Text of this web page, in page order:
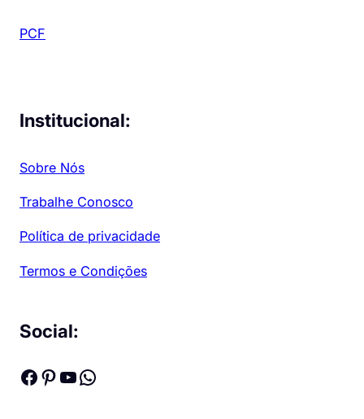
PCF
Institucional:
Sobre Nós
Trabalhe Conosco
Política de privacidade
Termos e Condições
Social:
Facebook Pinterest Youtube WhatsApp